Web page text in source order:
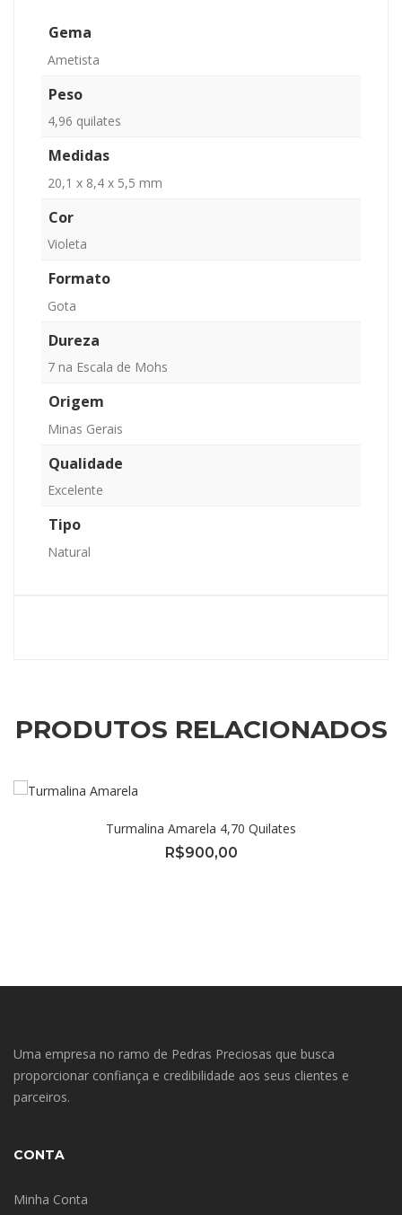
Gema
Ametista
Peso
4,96 quilates
Medidas
20,1 x 8,4 x 5,5 mm
Cor
Violeta
Formato
Gota
Dureza
7 na Escala de Mohs
Origem
Minas Gerais
Qualidade
Excelente
Tipo
Natural
PRODUTOS RELACIONADOS
Turmalina Amarela 4,70 Quilates
R$900,00
Uma empresa no ramo de Pedras Preciosas que busca
proporcionar confiança e credibilidade aos seus clientes e
parceiros.
CONTA
Minha Conta